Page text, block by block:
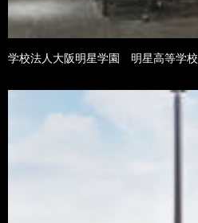
学校法人大阪明星学園 明星高等学校